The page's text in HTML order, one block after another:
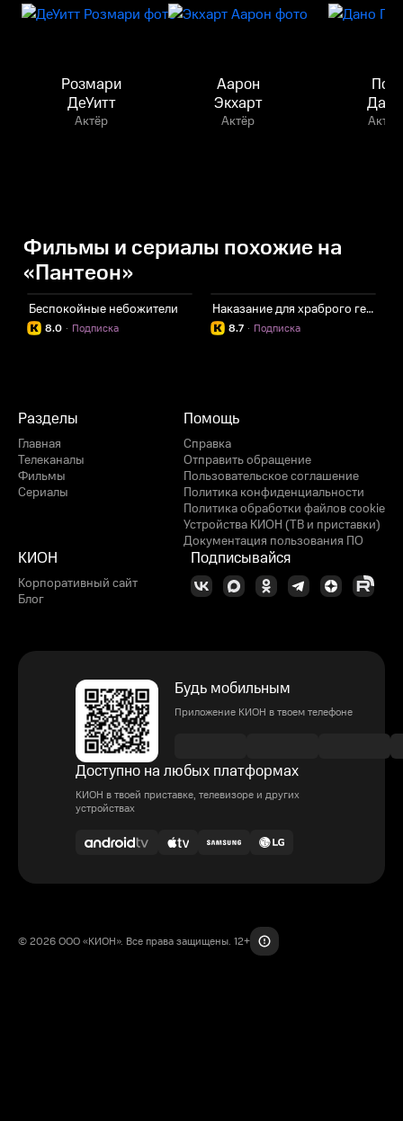
Розмари
ДеУитт
Актёр
Аарон
Экхарт
Актёр
Пол
Дано
Актёр
Фильмы и сериалы похожие на
«Пантеон»
Беспокойные небожители
8.0 Подписка
·
Наказание для храброго героя
8.7 Подписка
·
Разделы
Главная
Телеканалы
Фильмы
Сериалы
Помощь
Справка
Отправить обращение
Пользовательское соглашение
Политика конфиденциальности
Политика обработки файлов cookie
Устройства КИОН (ТВ и приставки)
Документация пользования ПО
КИОН
Корпоративный сайт
Блог
Подписывайся
Будь мобильным
Приложение КИОН в твоем телефоне
Доступно на любых платформах
КИОН в твоей приставке, телевизоре и других
устройствах
© 2026 ООО «КИОН». Все права защищены. 12+